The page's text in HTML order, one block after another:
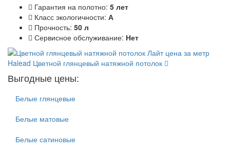
Гарантия на полотно: 5 лет
Класс экологичности: А
Прочность: 50 л
Сервисное обслуживание: Нет
Halead Цветной глянцевый натяжной потолок
Выгодные цены:
Белые глянцевые
Белые матовые
Белые сатиновые